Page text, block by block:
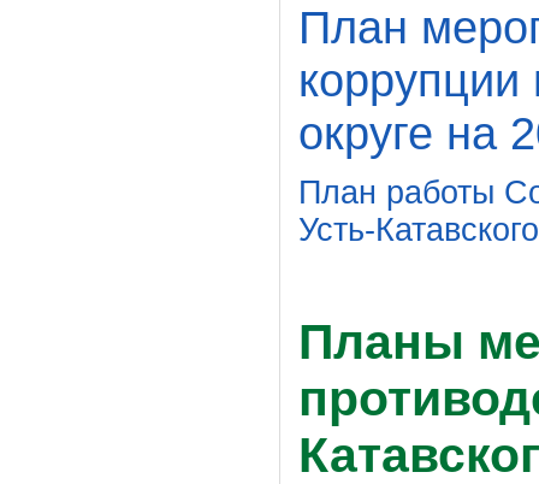
План
коррупции
округе на
План работы
Усть-
Планы